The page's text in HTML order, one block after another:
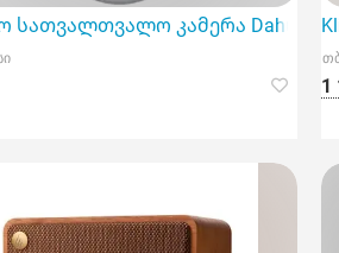
სათვალთვალო კამერა Dahua DH-
1